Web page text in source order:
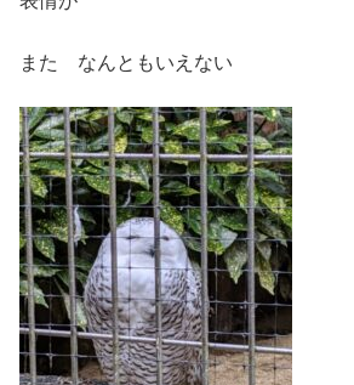
また なんともいえない